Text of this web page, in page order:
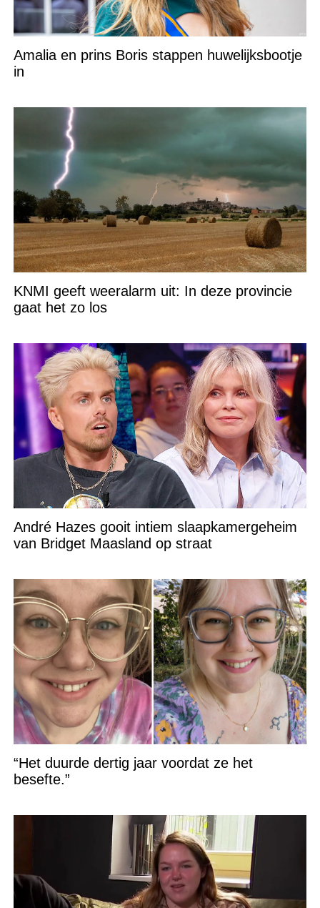
Amalia en prins Boris stappen huwelijksbootje
in
KNMI geeft weeralarm uit: In deze provincie
gaat het zo los
André Hazes gooit intiem slaapkamergeheim
van Bridget Maasland op straat
“Het duurde dertig jaar voordat ze het
besefte.”